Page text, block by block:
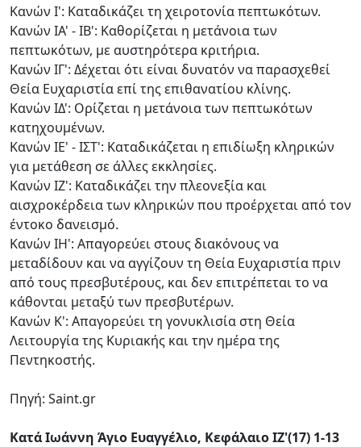
Κανών Ι': Καταδικάζει τη χειροτονία πεπτωκότων.
Κανών ΙΑ' - ΙΒ': Καθορίζεται η μετάνοια των
πεπτωκότων, με αυστηρότερα κριτήρια.
Κανών ΙΓ': Δέχεται ότι είναι δυνατόν να παρασχεθεί
Θεία Ευχαριστία επί της επιθανατίου κλίνης.
Κανών ΙΔ': Ορίζεται η μετάνοια των πεπτωκότων
κατηχουμένων.
Κανών ΙΕ' - ΙΣΤ': Καταδικάζεται η επιδίωξη κληρικών
για μετάθεση σε άλλες εκκλησίες.
Κανών ΙΖ': Καταδικάζει την πλεονεξία και
αισχροκέρδεια των κληρικών που προέρχεται από τον
έντοκο δανεισμό.
Κανών ΙΗ': Απαγορεύει στους διακόνους να
μεταδίδουν και να αγγίζουν τη Θεία Ευχαριστία πριν
από τους πρεσβυτέρους, και δεν επιτρέπεται το να
κάθονται μεταξύ των πρεσβυτέρων.
Κανών Κ': Απαγορεύει τη γονυκλισία στη Θεία
Λειτουργία της Κυριακής και την ημέρα της
Πεντηκοστής.
Πηγή: Saint.gr
Κατά Ιωάννη Άγιο Ευαγγέλιο, Κεφάλαιο ΙΖ'(17) 1-13